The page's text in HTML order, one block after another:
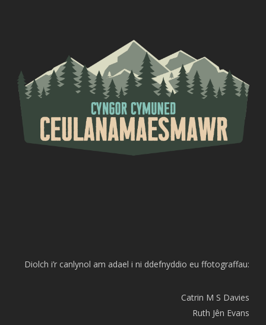
Diolch i’r canlynol am adael i ni ddefnyddio eu ffotograffau:
Catrin M S Davies
Ruth Jên Evans